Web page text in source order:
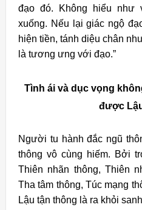
đạo đó. Không hiểu như
xuống. Nếu lại giác ngộ
hiện tiền, tánh diệu chân
là tương ưng với đạo.”
Tình ái và dục vọng
được
Người tu hành đắc ngũ
thông vô cùng hiếm. Bởi
Thiên nhãn thông, Thiên
Tha tâm thông, Túc mạng
Lậu tận thông là ra khỏi